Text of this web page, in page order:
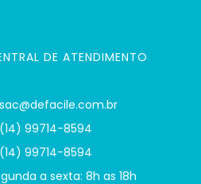
DE ATENDIMENTO
sac@defacile.com.br
(14) 99714-8594
(14) 99714-8594
a sexta: 8h as 18h